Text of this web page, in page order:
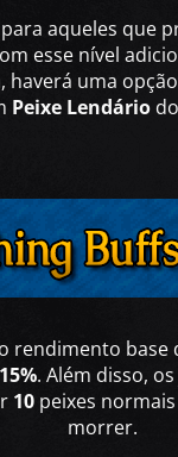
aqueles que
esse nível
haverá uma
Peixe Lendário
rendimento base
15%. Além disso,
10peixes normais
morrer.